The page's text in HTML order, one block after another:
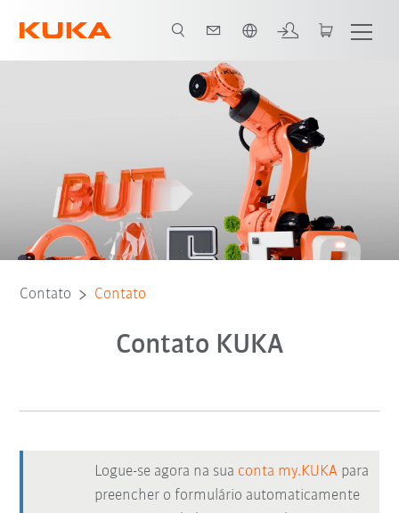
Contato Contato
Contato KUKA
Logue-se agora na sua conta my.KUKA para
preencher o formulário automaticamente